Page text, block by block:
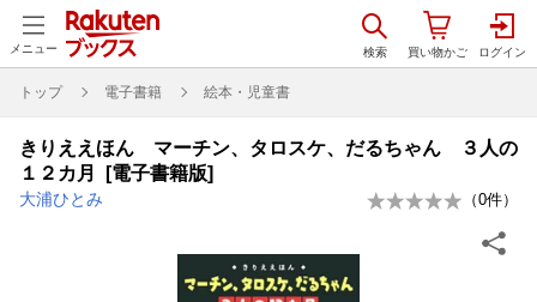
メニュー
トップ 電子書籍 絵本・児童書
きりええほん マーチン、タロスケ、だるちゃん ３人の
１２カ月 [電子書籍版]
大浦ひとみ （0件）